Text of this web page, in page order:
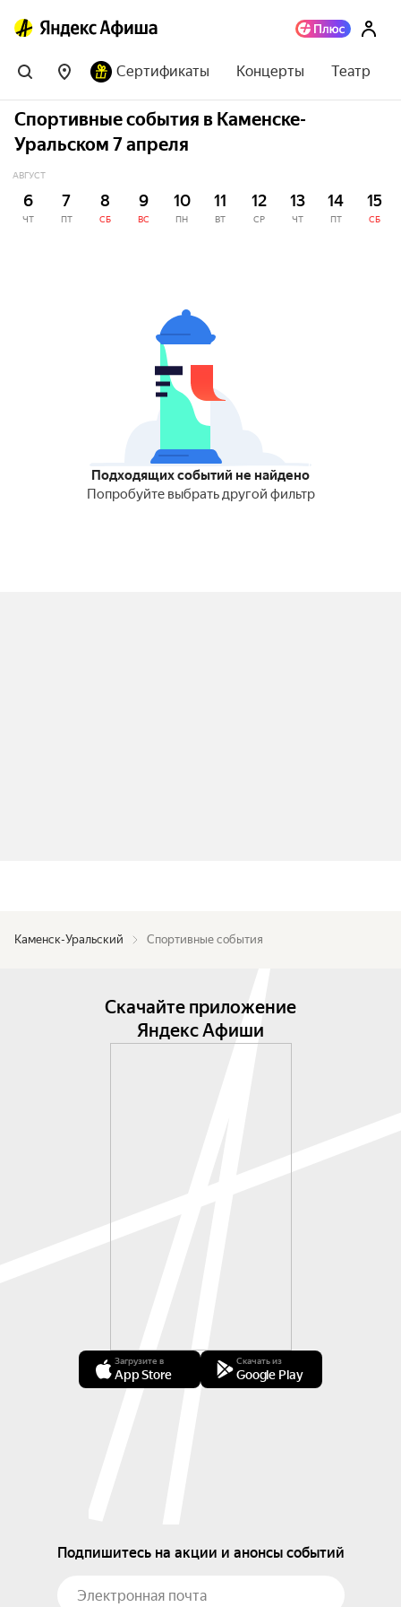
Сертификаты Концерты Театр
Спортивные события в Каменске-
Уральском 7 апреля
АВГУСТ
6
ЧТ
7
ПТ
8
СБ
9
ВС
10
ПН
11
ВТ
12
СР
13
ЧТ
14
ПТ
15
СБ
Подходящих событий не найдено
Попробуйте выбрать другой фильтр
Каменск-Уральский Спортивные события
Скачайте приложение
Яндекс Афиши
Загрузите в
App Store
Скачать из
Google Play
Подпишитесь на акции и анонсы событий